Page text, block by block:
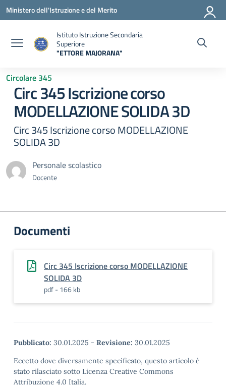
Vai ai contenuti
Vai al menu di navigazione
Vai al footer
Ministero dell'Istruzione e del Merito
Istituto Istruzione Secondaria
Superiore
"ETTORE MAJORANA"
Circolare 345
Circ 345 Iscrizione corso
MODELLAZIONE SOLIDA 3D
Circ 345 Iscrizione corso MODELLAZIONE
SOLIDA 3D
Personale scolastico
Docente
Documenti
Circ 345 Iscrizione corso MODELLAZIONE
SOLIDA 3D
pdf - 166 kb
Pubblicato: 30.01.2025 - Revisione: 30.01.2025
Eccetto dove diversamente specificato, questo articolo è
stato rilasciato sotto Licenza Creative Commons
Attribuzione 4.0 Italia.